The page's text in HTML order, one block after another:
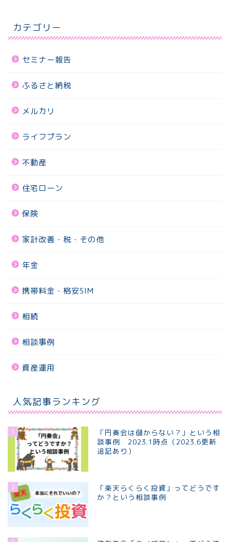
カテゴリー
セミナー報告
ふるさと納税
メルカリ
ライフプラン
不動産
住宅ローン
保険
家計改善・税・その他
年金
携帯料金・格安SIM
相続
相談事例
資産運用
人気記事ランキング
1
「円奏会は儲からない？」という相
談事例 2023.1時点（2023.6更新
追記あり）
2
「楽天らくらく投資」ってどうです
か？という相談事例